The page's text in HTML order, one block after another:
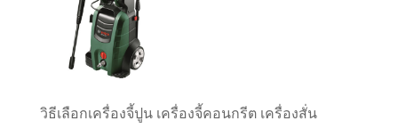
วิธีเลือกเครื่องจี้ปูน เครื่องจี้คอนกรีต เครื่องสั่น